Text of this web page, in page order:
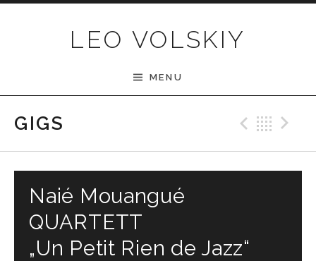
LEO VOLSKIY
MENU
GIGS
Naié Mouangué
QUARTETT
„Un Petit Rien de Jazz“